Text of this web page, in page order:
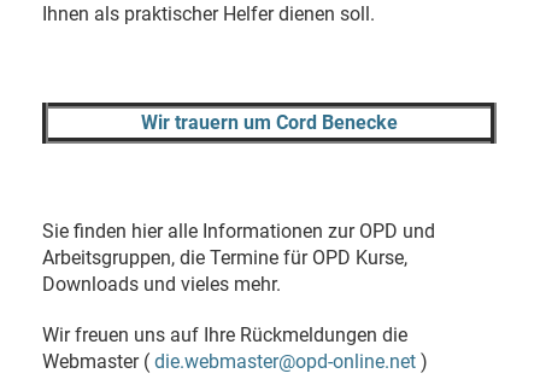
Ihnen als praktischer Helfer dienen soll.
Wir trauern um Cord Benecke
Sie finden hier alle Informationen zur OPD und
Arbeitsgruppen, die Termine für OPD Kurse,
Downloads und vieles mehr.
Wir freuen uns auf Ihre Rückmeldungen die
Webmaster ( die.webmaster@opd-online.net )